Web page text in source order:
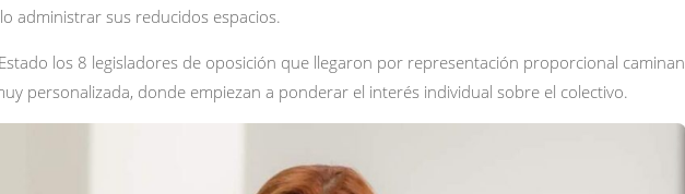
administrar sus reducidos espacios.
los 8 legisladores de oposición que llegaron por representación proporcional caminan
personalizada, donde empiezan a ponderar el interés individual sobre el colectivo.